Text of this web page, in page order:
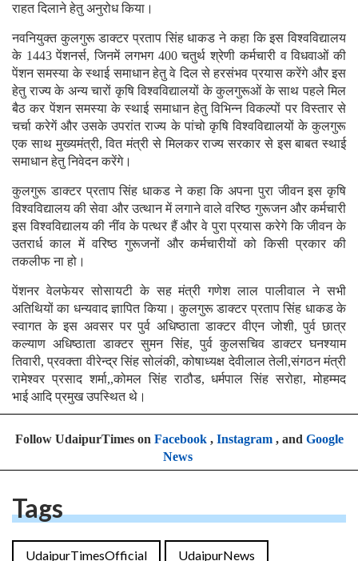
राहत दिलाने हेतु अनुरोध किया।
नवनियुक्त कुलगुरू डाक्टर प्रताप सिंह धाकड ने कहा कि इस विश्वविद्यालय
के 1443 पेंशनर्स, जिनमें लगभग 400 चतुर्थ श्रेणी कर्मचारी व विधवाओं की
पेंशन समस्या के स्थाई समाधान हेतु वे दिल से हरसंभव प्रयास करेंगे और इस
हेतु राज्य के अन्य चारों कृषि विश्वविद्यालयों के कुलगुरूओं के साथ पहले मिल
बैठ कर पेंशन समस्या के स्थाई समाधान हेतु विभिन्न विकल्पों पर विस्तार से
चर्चा करेगें और उसके उपरांत राज्य के पांचो कृषि विश्वविद्यालयों के कुलगुरू
एक साथ मुख्यमंत्री, वित मंत्री से मिलकर राज्य सरकार से इस बाबत स्थाई
समाधान हेतु निवेदन करेंगे।
कुलगुरू डाक्टर प्रताप सिंह धाकड ने कहा कि अपना पुरा जीवन इस कृषि
विश्वविद्यालय की सेवा और उत्थान में लगाने वाले वरिष्ठ गुरूजन और कर्मचारी
इस विश्वविद्यालय की नींव के पत्थर हैं और वे पुरा प्रयास करेगे कि जीवन के
उतरार्ध काल में वरिष्ठ गुरूजनों और कर्मचारीयों को किसी प्रकार की
तकलीफ ना हो।
पेंशनर वेलफेयर सोसायटी के सह मंत्री गणेश लाल पालीवाल ने सभी
अतिथियों का धन्यवाद ज्ञापित किया। कुलगुरू डाक्टर प्रताप सिंह धाकड के
स्वागत के इस अवसर पर पुर्व अधिष्ठाता डाक्टर वीएन जोशी, पुर्व छात्र
कल्याण अधिष्ठाता डाक्टर सुमन सिंह, पुर्व कुलसचिव डाक्टर घनश्याम
तिवारी, प्रवक्ता वीरेन्द्र सिंह सोलंकी, कोषाध्यक्ष देवीलाल तेली,संगठन मंत्री
रामेश्वर प्रसाद शर्मा,,कोमल सिंह राठौड, धर्मपाल सिंह सरोहा, मोहम्मद
भाई आदि प्रमुख उपस्थित थे।
Follow UdaipurTimes on Facebook, Instagram, and Google
News
Tags
UdaipurTimesOfficial UdaipurNews